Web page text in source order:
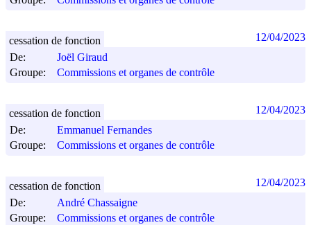
De:
Joël Giraud
Groupe:
Commissions et organes de contrôle
cessation de fonction 12/04/2023
De:
Emmanuel Fernandes
Groupe:
Commissions et organes de contrôle
cessation de fonction 12/04/2023
De:
André Chassaigne
Groupe:
Commissions et organes de contrôle
cessation de fonction 12/04/2023